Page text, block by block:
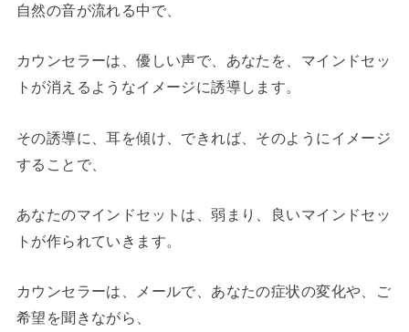
自然の音が流れる中で、
カウンセラーは、優しい声で、あなたを、マインドセッ
トが消えるようなイメージに誘導します。
その誘導に、耳を傾け、できれば、そのようにイメージ
することで、
あなたのマインドセットは、弱まり、良いマインドセッ
トが作られていきます。
カウンセラーは、メールで、あなたの症状の変化や、ご
希望を聞きながら、